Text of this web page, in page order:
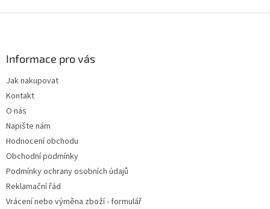
Informace pro vás
Jak nakupovat
Kontakt
O nás
Napište nám
Hodnocení obchodu
Obchodní podmínky
Podmínky ochrany osobních údajů
Reklamační řád
Vrácení nebo výměna zboží - formulář